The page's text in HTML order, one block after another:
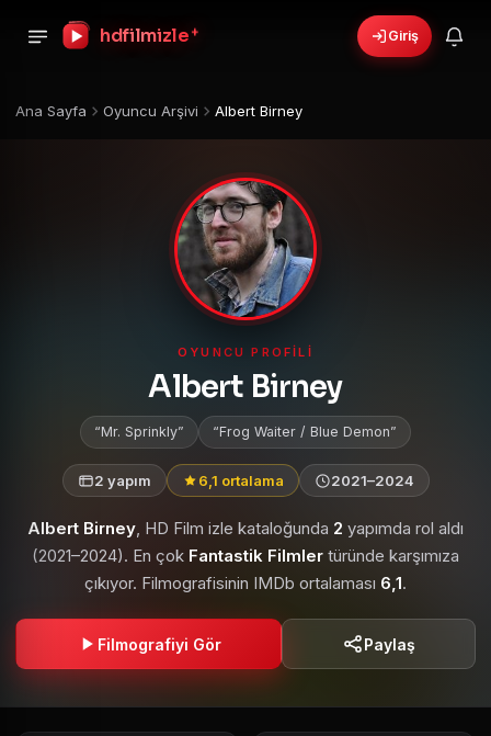
hdfilmizle + Giriş
Ana Sayfa Oyuncu Arşivi Albert Birney
OYUNCU PROFILI
Albert Birney
Mr. Sprinkly Frog Waiter / Blue Demon
2 yapım 6,1 ortalama 2021–2024
Albert Birney, HD Film izle kataloğunda 2 yapımda rol aldı
(2021–2024). En çok Fantastik Filmler türünde karşımıza
çıkıyor. Filmografisinin IMDb ortalaması 6,1.
Filmografiyi Gör Paylaş